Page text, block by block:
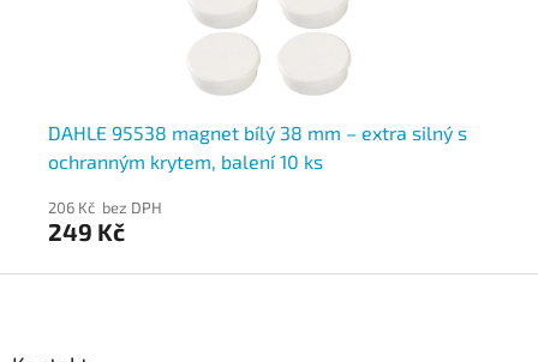
DAHLE 95538 magnet bílý 38 mm – extra silný s
ochranným krytem, balení 10 ks
206 Kč bez DPH
249 Kč